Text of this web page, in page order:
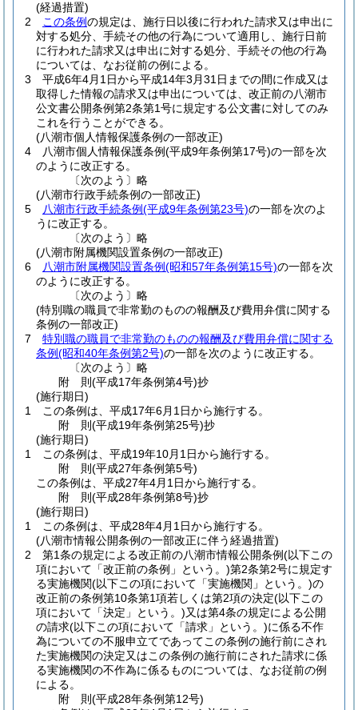
(経過措置)
2
この条例の規定は、施行日以後に行われた請求又は申出に
対する処分、手続その他の行為について適用し、施行日前
に行われた請求又は申出に対する処分、手続その他の行為
については、なお従前の例による。
3
平成6年4月1日から平成14年3月31日までの間に作成又は
取得した情報の請求又は申出については、改正前の八潮市
公文書公開条例第2条第1号に規定する公文書に対してのみ
これを行うことができる。
(八潮市個人情報保護条例の一部改正)
4
八潮市個人情報保護条例(平成9年条例第17号)の一部を次
のように改正する。
〔次のよう〕略
(八潮市行政手続条例の一部改正)
5
八潮市行政手続条例(平成9年条例第23号)の一部を次のよ
うに改正する。
〔次のよう〕略
(八潮市附属機関設置条例の一部改正)
6
八潮市附属機関設置条例(昭和57年条例第15号)の一部を次
のように改正する。
〔次のよう〕略
(特別職の職員で非常勤のものの報酬及び費用弁償に関する
条例の一部改正)
7
特別職の職員で非常勤のものの報酬及び費用弁償に関する
条例(昭和40年条例第2号)の一部を次のように改正する。
〔次のよう〕略
附 則(平成17年条例第4号)抄
(施行期日)
1
この条例は、平成17年6月1日から施行する。
附 則(平成19年条例第25号)抄
(施行期日)
1
この条例は、平成19年10月1日から施行する。
附 則(平成27年条例第5号)
この条例は、平成27年4月1日から施行する。
附 則(平成28年条例第8号)抄
(施行期日)
1
この条例は、平成28年4月1日から施行する。
(八潮市情報公開条例の一部改正に伴う経過措置)
2
第1条の規定による改正前の八潮市情報公開条例(以下この
項において「改正前の条例」という。)第2条第2号に規定す
る実施機関(以下この項において「実施機関」という。)の
改正前の条例第10条第1項若しくは第2項の決定(以下この
項において「決定」という。)又は第4条の規定による公開
の請求(以下この項において「請求」という。)に係る不作
為についての不服申立てであってこの条例の施行前にされ
た実施機関の決定又はこの条例の施行前にされた請求に係
る実施機関の不作為に係るものについては、なお従前の例
による。
附 則(平成28年条例第12号)